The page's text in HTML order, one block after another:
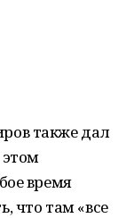
также дал
этом
время
что там «все